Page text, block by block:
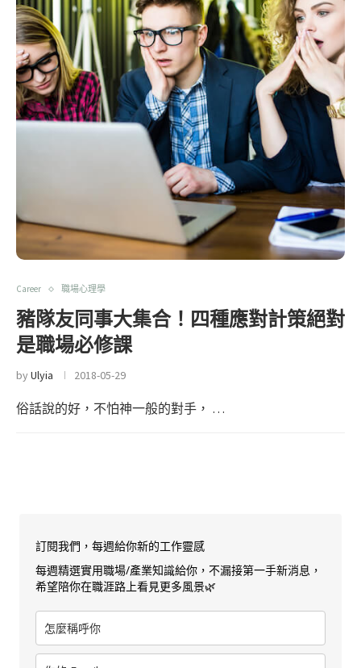
Career 職場心理學
豬隊友同事大集合！四種應對計策絕對
是職場必修課
byUlyia 2018-05-29
俗話說的好，不怕神一般的對手， …
訂閱我們，每週給你新的工作靈感
每週精選實用職場/產業知識給你，不漏接第一手新消息，
希望陪你在職涯路上看見更多風景🌿